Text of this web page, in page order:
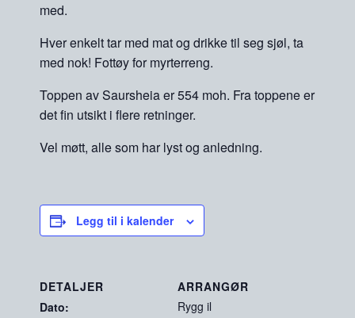
med.
Hver enkelt tar med mat og drikke til seg sjøl, ta
med nok! Fottøy for myrterreng.
Toppen av Saursheia er 554 moh. Fra toppene er
det fin utsikt i flere retninger.
Vel møtt, alle som har lyst og anledning.
Legg til i kalender
DETALJER
Dato:
ARRANGØR
Rygg il